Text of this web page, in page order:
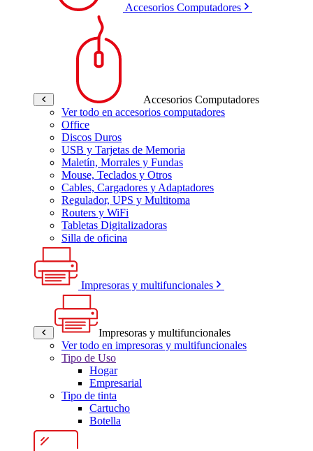
Accesorios Computadores
Accesorios Computadores
Ver todo en accesorios computadores
Office
Discos Duros
USB y Tarjetas de Memoria
Maletín, Morrales y Fundas
Mouse, Teclados y Otros
Cables, Cargadores y Adaptadores
Regulador, UPS y Multitoma
Routers y WiFi
Tabletas Digitalizadoras
Silla de oficina
Impresoras y multifuncionales
Impresoras y multifuncionales
Ver todo en impresoras y multifuncionales
Tipo de Uso
Hogar
Empresarial
Tipo de tinta
Cartucho
Botella